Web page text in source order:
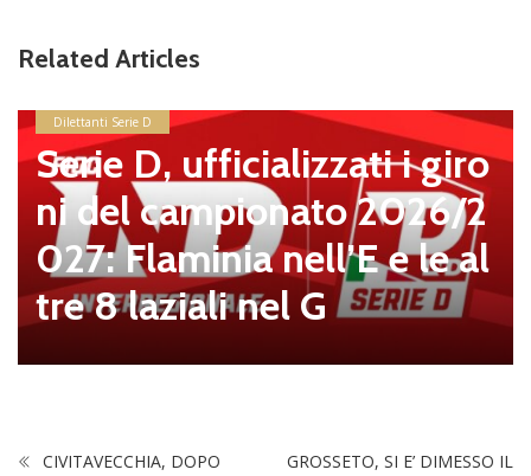
Related Articles
Dilettanti Serie D
Serie D, ufficializzati i giro
ni del campionato 2026/2
027: Flaminia nell’E e le al
tre 8 laziali nel G
CIVITAVECCHIA, DOPO
GROSSETO, SI E’ DIMESSO IL